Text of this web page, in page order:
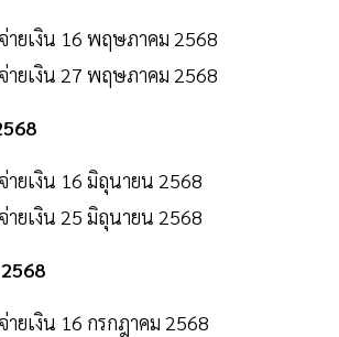
ายเงิน 16 พฤษภาคม 2568
ายเงิน 27 พฤษภาคม 2568
ายเงิน 16 มิถุนายน 2568
ายเงิน 25 มิถุนายน 2568
ายเงิน 16 กรกฎาคม 2568